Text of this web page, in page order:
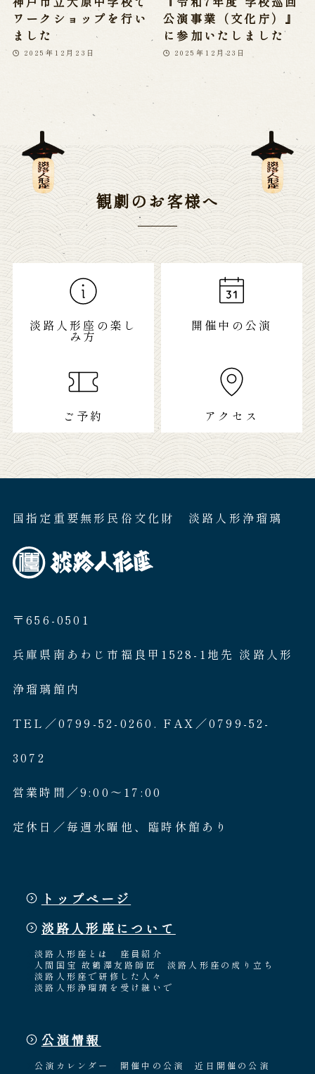
ワークショップを行い
ました
2025年12月23日
公演事業（文化庁）』
に参加いたしました
2025年12月23日
観劇のお客様へ
淡路人形座の楽し
み方
開催中の公演
ご予約 アクセス
国指定重要無形民俗文化財 淡路人形浄瑠璃
〒656-0501
兵庫県南あわじ市福良甲1528-1地先 淡路人形
浄瑠璃館内
TEL／0799-52-0260. FAX／0799-52-
3072
営業時間／9:00〜17:00
定休日／毎週水曜他、臨時休館あり
トップページ
淡路人形座について
淡路人形座とは
座員紹介
人間国宝 故鶴澤友路師匠
淡路人形座の成り立ち
淡路人形座で研修した人々
淡路人形浄瑠璃を受け継いで
公演情報
公演カレンダー 開催中の公演 近日開催の公演